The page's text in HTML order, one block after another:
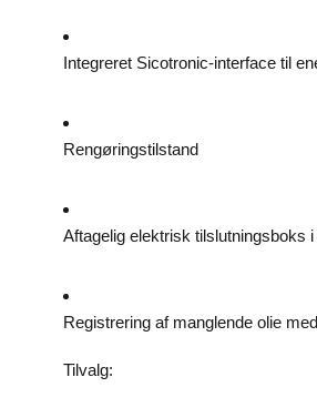
Integreret Sicotronic-interface til
Rengøringstilstand
Aftagelig elektrisk tilslutningsboks
Registrering af manglende olie
Tilvalg: